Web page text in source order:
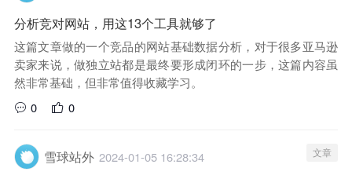
分析竞对网站，用这13个工具就够了
这篇文章做的一个竞品的网站基础数据分析，对于很多亚马逊
卖家来说，做独立站都是最终要形成闭环的一步，这篇内容虽
然非常基础，但非常值得收藏学习。
0
0
雪球站外 2024-01-05 16:28:34 文章